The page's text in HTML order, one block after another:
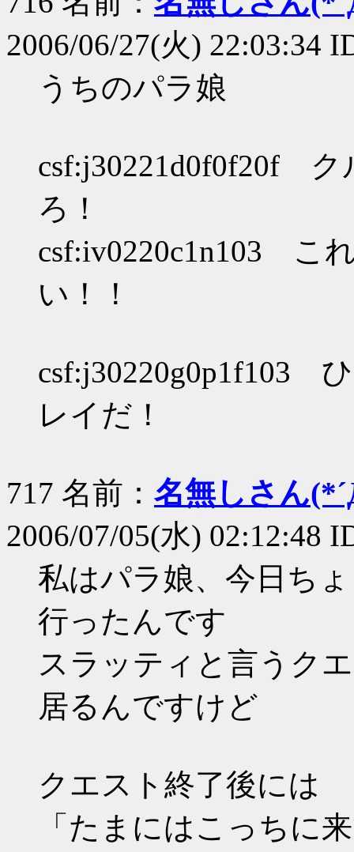
2006/06/27(火) 22:03:34
うちのパラ娘
csf:j30221d0f0f20f ク
ろ！
csf:iv0220c1n103 こ
い！！
csf:j30220g0p1f103
レイだ！
717 名前： 名無しさん
2006/07/05(水) 02:12:48
私はパラ娘、今日ち
行ったんです
スラッティと言うク
居るんですけど
クエスト終了後には
「たまにはこっちに